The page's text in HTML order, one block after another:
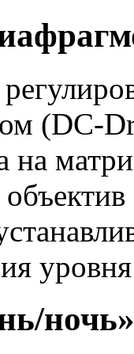
(DC-
на
ночь»